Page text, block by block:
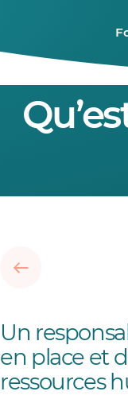
Un
en place et
ressources